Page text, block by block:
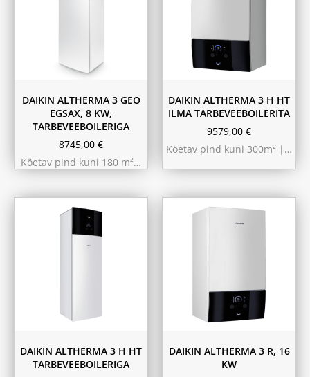
DAIKIN ALTHERMA 3 GEO
EGSAX, 8 KW,
TARBEVEEBOILERIGA
8745,00 €
Köetav pind kuni 180 m²…
10.44 kW 260m²
9.75 kW 220m²
DAIKIN ALTHERMA 3 H HT
ILMA TARBEVEEBOILERITA
9579,00 €
Köetav pind kuni 300m² |…
230L
DAIKIN ALTHERMA 3 H HT
TARBEVEEBOILERIGA
DAIKIN ALTHERMA 3 R, 16
KW